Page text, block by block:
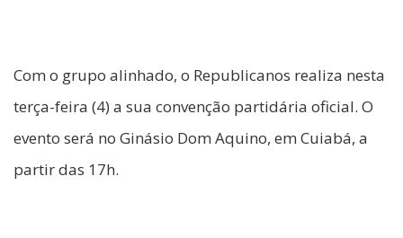
Com o grupo alinhado, o Republicanos realiza nesta
terça-feira (4) a sua convenção partidária oficial. O
evento será no Ginásio Dom Aquino, em Cuiabá, a
partir das 17h.